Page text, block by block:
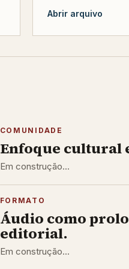
Abrir arquivo
COMUNIDADE
Enfoque cultural
Em construção...
FORMATO
Áudio como
editorial.
Em construção...